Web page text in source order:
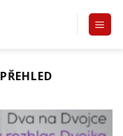
PŘEHLED